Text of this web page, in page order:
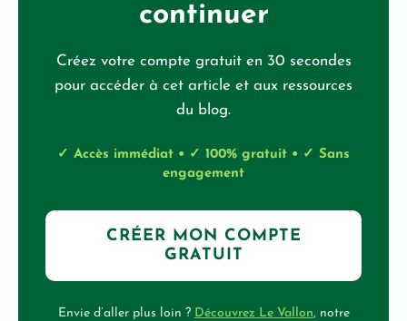
continuer
Créez votre compte gratuit en 30 secondes
pour accéder à cet article et aux ressources
du blog.
✓ Accès immédiat • ✓ 100% gratuit • ✓ Sans
engagement
CRÉER MON COMPTE
GRATUIT
Envie d’aller plus loin ? Découvrez Le Vallon, notre